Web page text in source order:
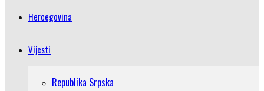
Hercegovina
Vijesti
Republika Srpska